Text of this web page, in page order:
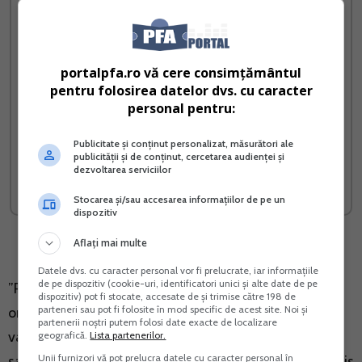
Radiere SRL PFA II IF
Contabilitatea in partida
simpla
”Restaurantele care se listeaza pe platforme de food
ordering inregistreaza cresteri substantiale ale
vanzarilor, iar rezultatele se vad inca din prima luna
portalpfa.ro vă cere consimțământul
pentru folosirea datelor dvs. cu caracter
personal pentru:
Publicitate și conținut personalizat, măsurători ale
publicității și de conținut, cercetarea audienței și
dezvoltarea serviciilor
Stocarea și/sau accesarea informațiilor de pe un
dispozitiv
Aflați mai multe
Datele dvs. cu caracter personal vor fi prelucrate, iar informațiile
de pe dispozitiv (cookie-uri, identificatori unici și alte date de pe
dispozitiv) pot fi stocate, accesate de și trimise către 198 de
parteneri sau pot fi folosite în mod specific de acest site. Noi și
partenerii noștri putem folosi date exacte de localizare
geografică.Lista partenerilor.
Unii furnizori vă pot prelucra datele cu caracter personal în